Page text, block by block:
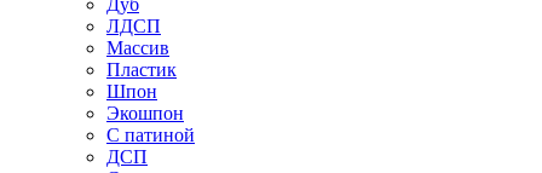
Дуб
ЛДСП
Массив
Пластик
Шпон
Экошпон
С патиной
ДСП